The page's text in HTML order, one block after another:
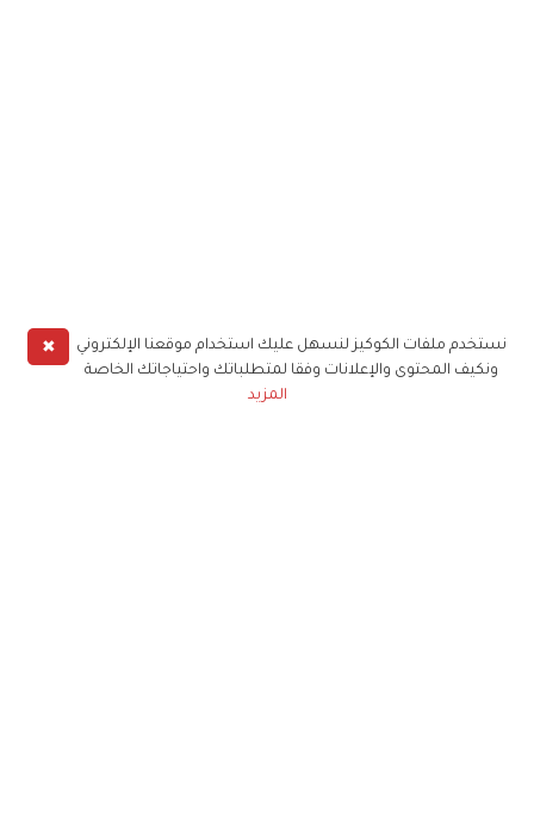
✖
نستخدم ملفات الكوكيز لنسهل عليك استخدام موقعنا الإلكتروني
ونكيف المحتوى والإعلانات وفقا لمتطلباتك واحتياجاتك الخاصة
المزيد